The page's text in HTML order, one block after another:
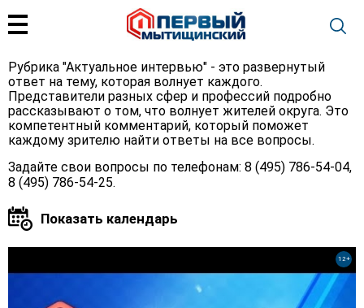
Рубрика "Актуальное интервью" - это развернутый
ответ на тему, которая волнует каждого.
Представители разных сфер и профессий подробно
рассказывают о том, что волнует жителей округа. Это
компетентный комментарий, который поможет
каждому зрителю найти ответы на все вопросы.
Задайте свои вопросы по телефонам: 8 (495) 786-54-04,
8 (495) 786-54-25.
12+